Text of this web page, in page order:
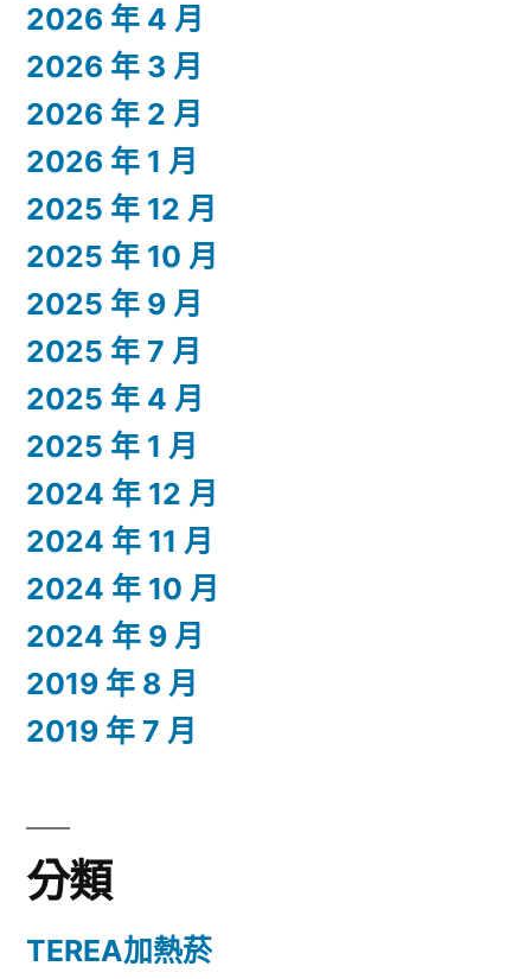
2026 年 4 月
2026 年 3 月
2026 年 2 月
2026 年 1 月
2025 年 12 月
2025 年 10 月
2025 年 9 月
2025 年 7 月
2025 年 4 月
2025 年 1 月
2024 年 12 月
2024 年 11 月
2024 年 10 月
2024 年 9 月
2019 年 8 月
2019 年 7 月
分類
TEREA加熱菸